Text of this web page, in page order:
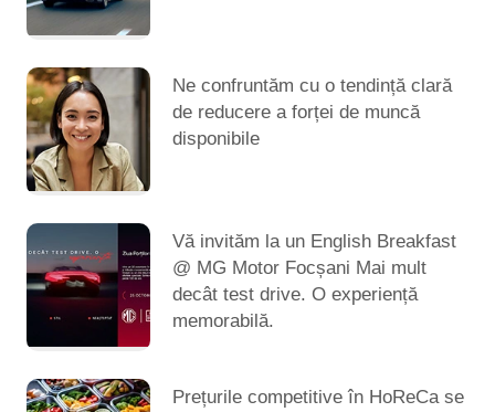
Ne confruntăm cu o tendință clară
de reducere a forței de muncă
disponibile
Vă invităm la un English Breakfast
@ MG Motor Focșani Mai mult
decât test drive. O experiență
memorabilă.
Prețurile competitive în HoReCa se